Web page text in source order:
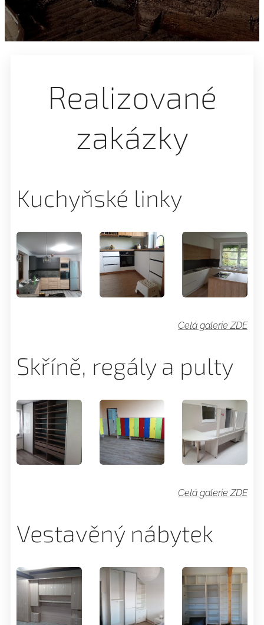
Realizované
zakázky
Kuchyňské linky
Celá galerie ZDE
Skříně, regály a pulty
Celá galerie ZDE
Vestavěný nábytek